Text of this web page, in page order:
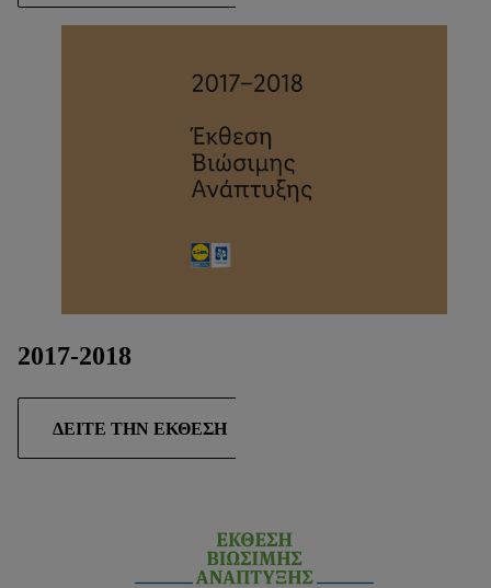
2017-2018
ΔΕΊΤΕ ΤΗΝ ΈΚΘΕΣΗ
ανακαλέσετε τη συγκατάθεσή σας ανά πάσα στιγμή με ισχύ